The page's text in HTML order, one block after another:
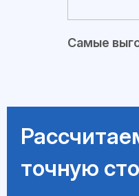
Самые
точную